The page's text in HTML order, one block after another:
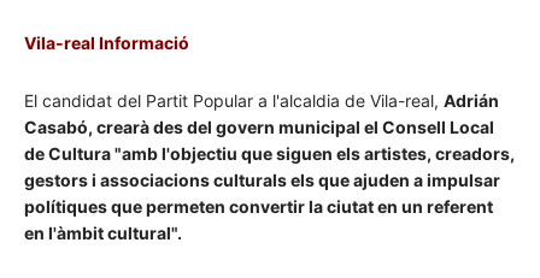
Vila-real Informació
El candidat del Partit Popular a l'alcaldia de Vila-real, Adrián
Casabó, crearà des del govern municipal el Consell Local
de Cultura "amb l'objectiu que siguen els artistes, creadors,
gestors i associacions culturals els que ajuden a impulsar
polítiques que permeten convertir la ciutat en un referent
en l'àmbit cultural".